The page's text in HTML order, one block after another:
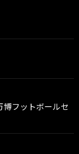
博フットボールセ